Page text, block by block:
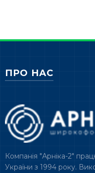
ПРО НАС
Компанія "Арніка-2"
України з 1994 року.